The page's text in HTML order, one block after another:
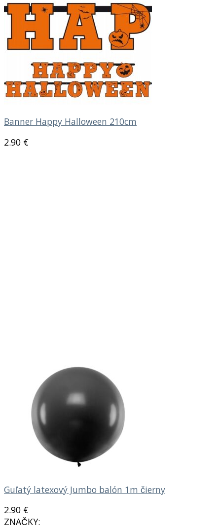
Banner Happy Halloween 210cm
2.90 €
Guľatý latexový Jumbo balón 1m čierny
2.90 €
ZNAČKY: